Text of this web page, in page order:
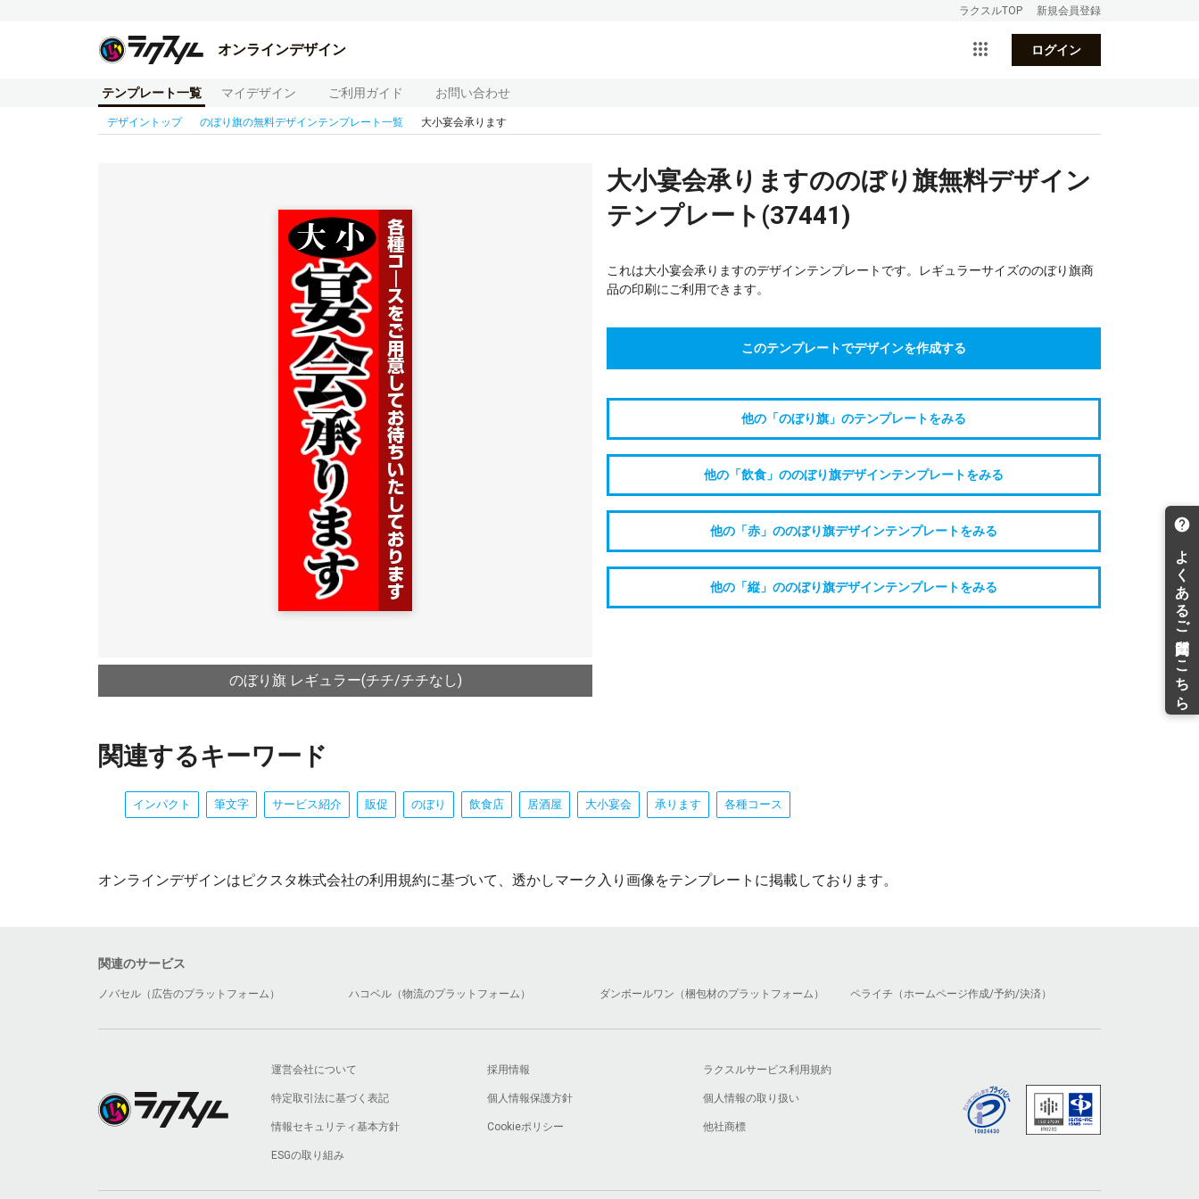
ラクスルTOP 新規会員登録
オンラインデザイン ログイン
テンプレート一覧 マイデザイン ご利用ガイド お問い合わせ
デザイントップ のぼり旗の無料デザインテンプレート一覧 大小宴会承ります
のぼり旗 レギュラー(チチ/チチなし)
大小宴会承りますののぼり旗無料デザイン
テンプレート(37441)
これは大小宴会承りますのデザインテンプレートです。レギュラーサイズののぼり旗商
品の印刷にご利用できます。
このテンプレートでデザインを作成する
他の「のぼり旗」のテンプレートをみる
他の「飲食」ののぼり旗デザインテンプレートをみる
他の「赤」ののぼり旗デザインテンプレートをみる
他の「縦」ののぼり旗デザインテンプレートをみる
関連するキーワード
インパクト 筆文字 サービス紹介 販促 のぼり 飲食店 居酒屋 大小宴会 承ります 各種コース
オンラインデザインはピクスタ株式会社の利用規約に基づいて、透かしマーク入り画像をテンプレートに掲載しております。
関連のサービス
ノバセル（広告のプラットフォーム） ハコベル（物流のプラットフォーム） ダンボールワン（梱包材のプラットフォーム） ペライチ（ホームページ作成/予約/決済）
運営会社について 採用情報 ラクスルサービス利用規約
特定取引法に基づく表記 個人情報保護方針 個人情報の取り扱い
情報セキュリティ基本方針 Cookieポリシー 他社商標
ESGの取り組み